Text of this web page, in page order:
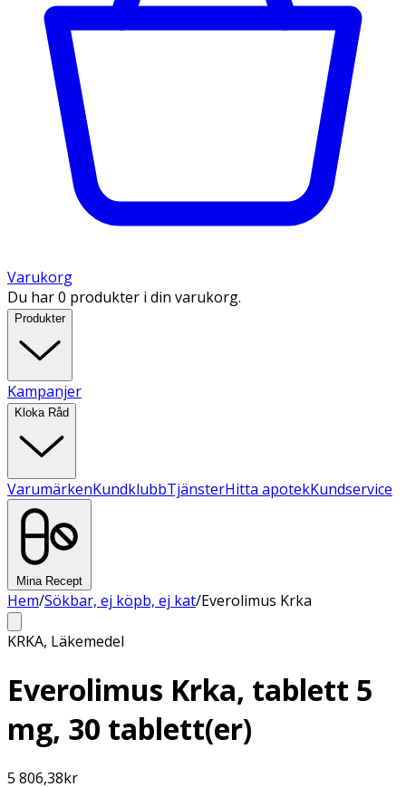
Varukorg
Du har 0 produkter i din varukorg.
Produkter
Kampanjer
Kloka Råd
VarumärkenKundklubbTjänsterHitta apotekKundservice
Mina Recept
Hem/Sökbar, ej köpb, ej kat/Everolimus Krka
KRKA, Läkemedel
Everolimus Krka, tablett 5
mg, 30 tablett(er)
5 806,38kr